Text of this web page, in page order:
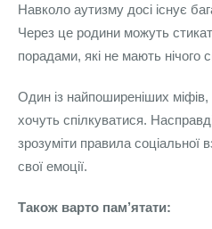
Навколо аутизму досі існує
Через це родини можуть
порадами, які не мають нічого
Один із найпоширеніших
хочуть спілкуватися.
зрозуміти правила соціальної
свої емоції.
Також варто пам’ятати: